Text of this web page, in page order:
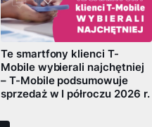
Te smartfony klienci T-
Mobile wybierali najchętniej
– T-Mobile podsumowuje
sprzedaż w I półroczu 2026 r.